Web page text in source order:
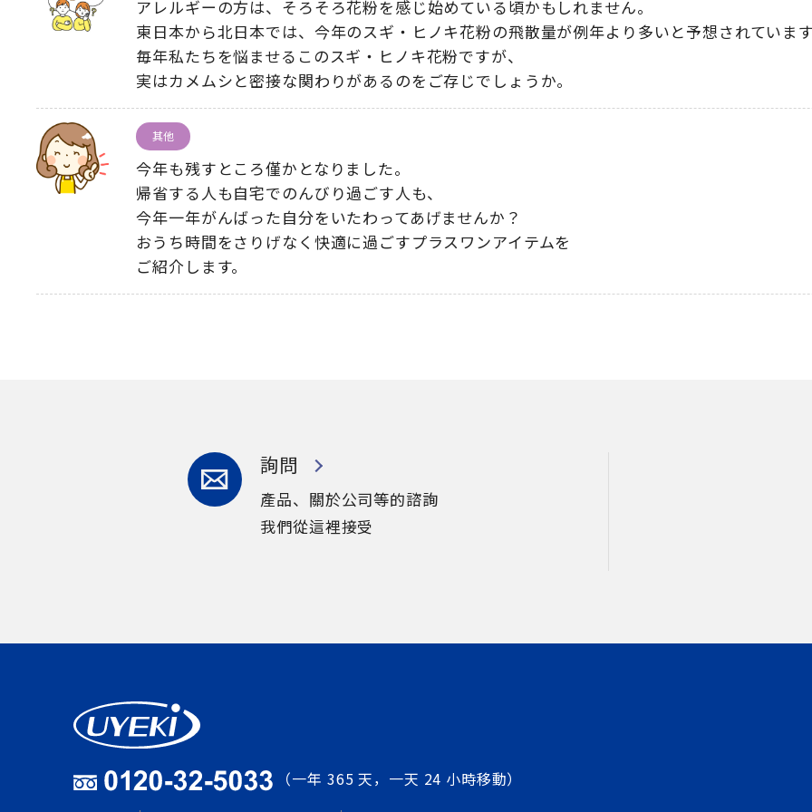
アレルギーの方は、 そろそろ花粉を感じ始めている頃かもしれません。
東日本から北日本では、 今年のスギ・ヒノキ花粉の飛散量が例年より多いと予想されていま
毎年私たちを悩ませるこのスギ・ヒノキ花粉ですが、
実はカメムシと密接な関わりがあるのをご存じでしょうか。
其他
今年も残すところ僅かとなりました。
帰省する人も自宅でのんびり過ごす人も、
今年一年がんばった自分をいたわってあげませんか？
おうち時間をさりげなく快適に過ごすプラスワンアイテムを
ご紹介します。
詢問
產品、關於公司等的諮詢
我們從這裡接受
（一年 365 天，一天 24 小時移動）